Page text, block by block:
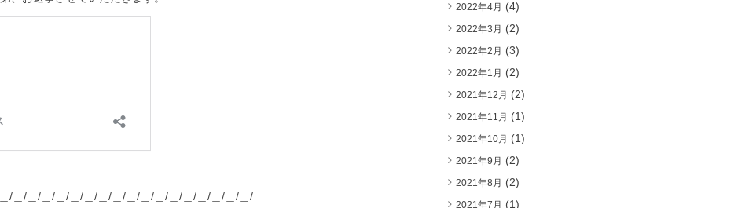
/＿/＿/＿/＿/＿/＿/＿/＿/＿/＿/＿/＿/＿/＿/＿/＿/＿/
2022年4月 (4)
2022年3月 (2)
2022年2月 (3)
2022年1月 (2)
2021年12月 (2)
2021年11月 (1)
2021年10月 (1)
2021年9月 (2)
2021年8月 (2)
2021年7月 (1)